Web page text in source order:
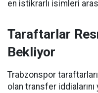
en istikrarlı isimleri
Taraftarlar
Bekliyor
Trabzonspor
olan transfer iddialarını